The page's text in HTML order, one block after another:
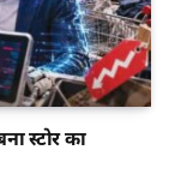
स्टोर का